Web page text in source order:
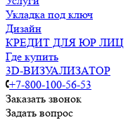
Укладка под ключ
Дизайн
КРЕДИТ ДЛЯ ЮР ЛИЦ
Где купить
3D-ВИЗУАЛИЗАТОР
+7-800-100-56-53
Заказать звонок
Задать вопрос